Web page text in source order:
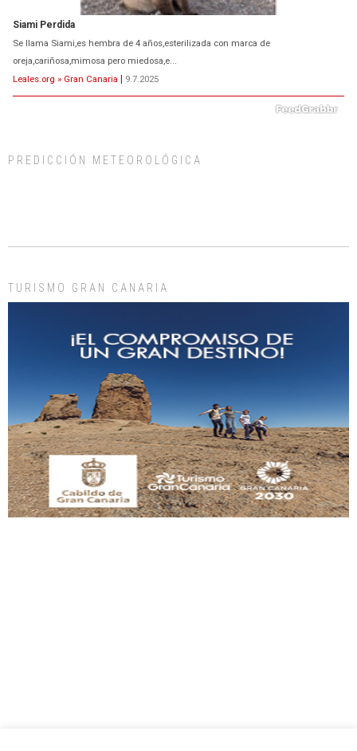
Siami Perdida
Se llama Siami,es hembra de 4 años,esterilizada con marca de
oreja,cariñosa,mimosa pero miedosa,e...
Leales.org » Gran Canaria | 9.7.2025
días, ella incluida...
Gato manso encontrado
Este gato macho ha aparecido en la calle hace menos de un mes, es muy
manso y extremadamente cari...
Leales.org » Gran Canaria | 9.7.2025
PREDICCIÓN METEOROLÓGICA
TURISMO GRAN CANARIA